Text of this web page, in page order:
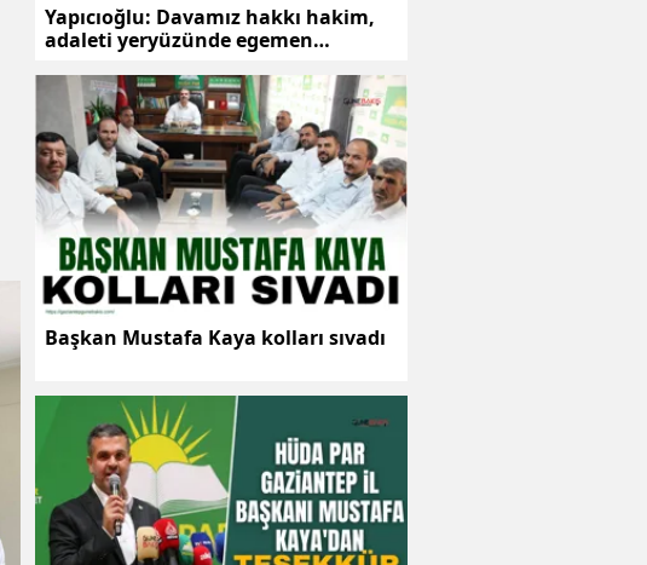
Yapıcıoğlu: Davamız hakkı hakim,
adaleti yeryüzünde egemen
Başkan Mustafa Kaya kolları sıvadı